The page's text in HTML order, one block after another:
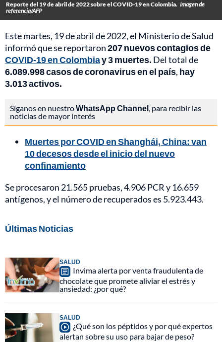
Reporte del 19 de abril de 2022 sobre el COVID-19 en Colombia. Imagen de
referencia/AFP
Este martes, 19 de abril de 2022, el Ministerio de Salud
informó que se reportaron207 nuevos contagios de
COVID-19 en Colombiay 3 muertes. Del total de
6.089.998 casos de coronavirus en el país, hay
3.013 activos.
Síganos en nuestroWhatsApp Channel, para recibir las
noticias de mayor interés
Muertes por COVID en Shanghái, China: van
10 decesos desde el inicio del nuevo
confinamiento
Se procesaron 21.565 pruebas, 4.906 PCR y 16.659
antígenos, y el número de recuperados es 5.923.443.
Últimas Noticias
SALUD
Invima alerta por venta fraudulenta de
chocolate que promete aliviar el estrés y
ansiedad: ¿por qué?
SALUD
¿Qué son los péptidos y por qué expertos
alertan sobre su uso para bajar de peso?